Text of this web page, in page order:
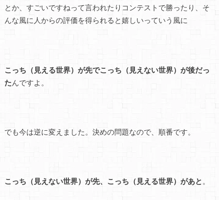
とか、すごいですねって言われたりコンテストで勝ったり、そ
んな風に人からの評価を得られると嬉しいっていう風に
こっち（見える世界）が先でこっち（見えない世界）が後だっ
たんですよ。
でも今は逆に変えました。決めの問題なので、順番です。
こっち（見えない世界）が先、こっち（見える世界）があと 。